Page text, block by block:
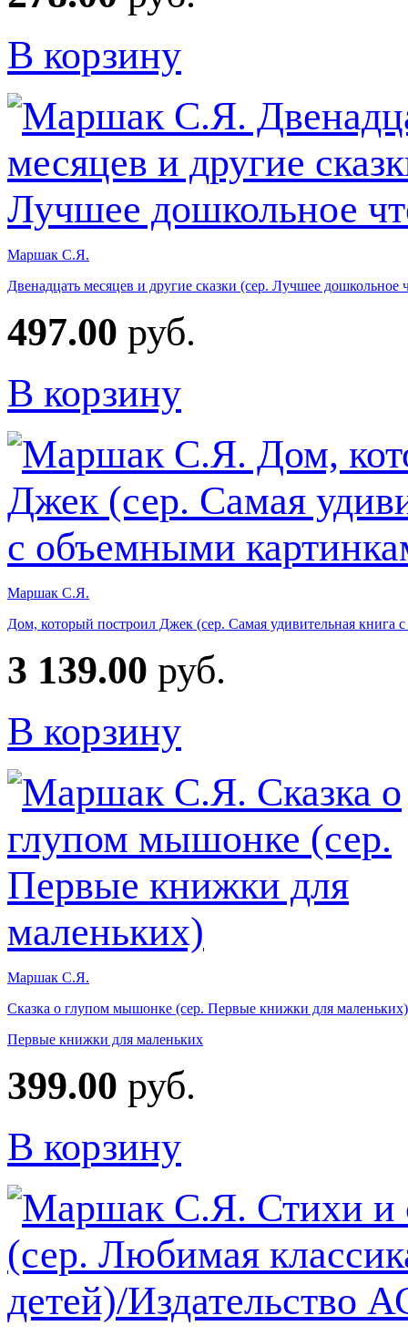
В корзину
Маршак С.Я.
Двенадцать месяцев и другие сказки (сер. Лучшее дошкольное
497.00 руб.
В корзину
Маршак С.Я.
Дом, который построил Джек (сер. Самая удивительная книга
3 139.00 руб.
В корзину
Маршак С.Я.
Сказка о глупом мышонке (сер. Первые книжки для маленьких)
Первые книжки для маленьких
399.00 руб.
В корзину